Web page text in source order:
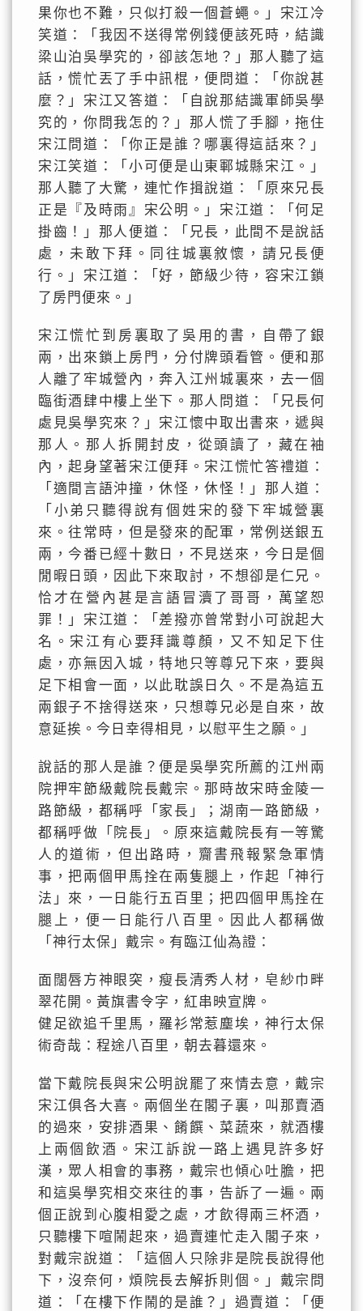
果你也不難，只似打殺一個蒼蠅。」宋江冷
笑道：「我因不送得常例錢便該死時，結識
梁山泊吳學究的，卻該怎地？」那人聽了這
話，慌忙丟了手中訊棍，便問道：「你說甚
麼？」宋江又答道：「自說那結識軍師吳學
究的，你問我怎的？」那人慌了手腳，拖住
宋江問道：「你正是誰？哪裏得這話來？」
宋江笑道：「小可便是山東鄆城縣宋江。」
那人聽了大驚，連忙作揖說道：「原來兄長
正是『及時雨』宋公明。」宋江道：「何足
掛齒！」那人便道：「兄長，此間不是說話
處，未敢下拜。同往城裏敘懷，請兄長便
行。」宋江道：「好，節級少待，容宋江鎖
了房門便來。」
宋江慌忙到房裏取了吳用的書，自帶了銀
兩，出來鎖上房門，分付牌頭看管。便和那
人離了牢城營內，奔入江州城裏來，去一個
臨街酒肆中樓上坐下。那人問道：「兄長何
處見吳學究來？」宋江懷中取出書來，遞與
那人。那人拆開封皮，從頭讀了，藏在袖
內，起身望著宋江便拜。宋江慌忙答禮道：
「適間言語沖撞，休怪，休怪！」那人道：
「小弟只聽得說有個姓宋的發下牢城營裏
來。往常時，但是發來的配軍，常例送銀五
兩，今番已經十數日，不見送來，今日是個
閒暇日頭，因此下來取討，不想卻是仁兄。
恰才在營內甚是言語冒瀆了哥哥，萬望恕
罪！」宋江道：「差撥亦曾常對小可說起大
名。宋江有心要拜識尊顏，又不知足下住
處，亦無因入城，特地只等尊兄下來，要與
足下相會一面，以此耽誤日久。不是為這五
兩銀子不捨得送來，只想尊兄必是自來，故
意延挨。今日幸得相見，以慰平生之願。」
說話的那人是誰？便是吳學究所薦的江州兩
院押牢節級戴院長戴宗。那時故宋時金陵一
路節級，都稱呼「家長」；湖南一路節級，
都稱呼做「院長」。原來這戴院長有一等驚
人的道術，但出路時，齎書飛報緊急軍情
事，把兩個甲馬拴在兩隻腿上，作起「神行
法」來，一日能行五百里；把四個甲馬拴在
腿上，便一日能行八百里。因此人都稱做
「神行太保」戴宗。有臨江仙為證：
面闊唇方神眼突，瘦長清秀人材，皂紗巾畔
翠花開。黃旗書令字，紅串映宣牌。
健足欲追千里馬，羅衫常惹塵埃，神行太保
術奇哉：程途八百里，朝去暮還來。
當下戴院長與宋公明說罷了來情去意，戴宗
宋江俱各大喜。兩個坐在閣子裏，叫那賣酒
的過來，安排酒果、餚饌、菜蔬來，就酒樓
上兩個飲酒。宋江訴說一路上遇見許多好
漢，眾人相會的事務，戴宗也傾心吐膽，把
和這吳學究相交來往的事，告訴了一遍。兩
個正說到心腹相愛之處，才飲得兩三杯酒，
只聽樓下喧鬧起來，過賣連忙走入閣子來，
對戴宗說道：「這個人只除非是院長說得他
下，沒奈何，煩院長去解拆則個。」戴宗問
道：「在樓下作鬧的是誰？」過賣道：「便